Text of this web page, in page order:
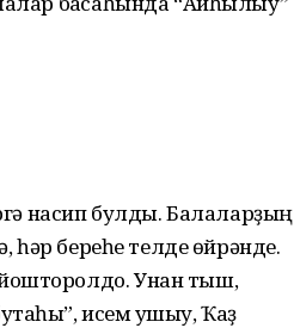
насип булды. Балаларҙың
һәр береһе телде өйрәнде.
Унан тыш,
исем ҡушыу, Ҡаҙ